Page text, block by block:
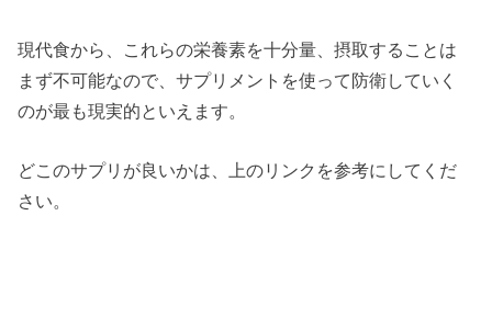
現代食から、これらの栄養素を十分量、摂取することは
まず不可能なので、サプリメントを使って防衛していく
のが最も現実的といえます。
どこのサプリが良いかは、上のリンクを参考にしてくだ
さい。